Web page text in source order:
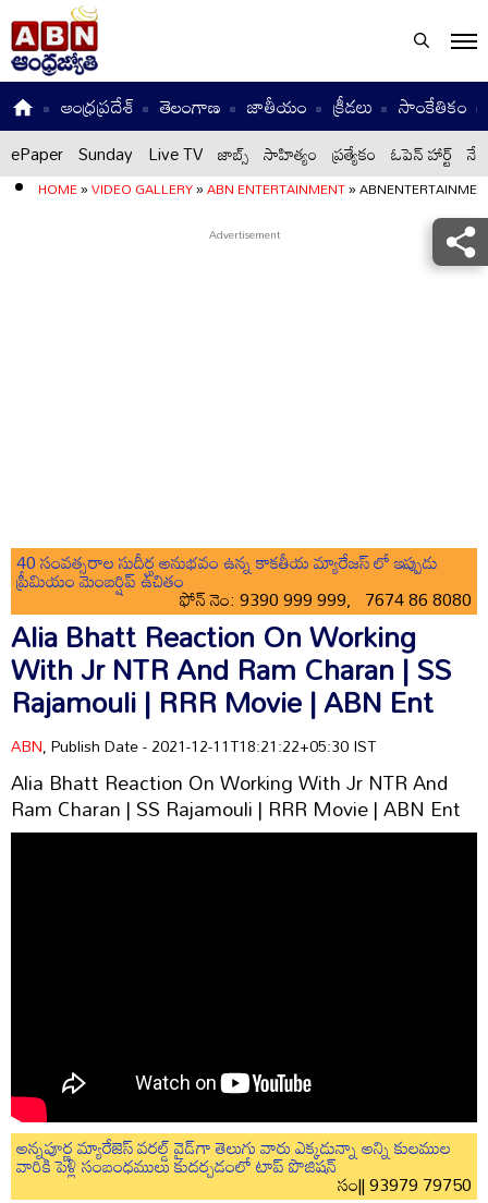
ఆంధ్రప్రదేశ్ తెలంగాణ జాతీయం క్రీడలు సాంకేతికం
ePaper Sunday Live TV జాబ్స్ సాహిత్యం ప్రత్యేకం ఓపెన్ హార్ట్
HOME»VIDEO GALLERY»ABN ENTERTAINMENT»
40 సంవత్సరాల సుదీర్ఘ అనుభవం ఉన్న కాకతీయ మ్యారేజస్ లో ఇప్పుడు
ప్రీమియం మెంబర్షిప్ ఉచితం
ఫోన్ నెం: 9390 999 999, 7674 86 8080
Alia Bhatt Reaction On Working
With Jr NTR And Ram Charan | SS
Rajamouli | RRR Movie | ABN Ent
ABN, Publish Date - 2021-12-11T18:21:22+05:30 IST
Alia Bhatt Reaction On Working With Jr NTR And
Ram Charan | SS Rajamouli | RRR Movie | ABN Ent
అన్నపూర్ణ మ్యారేజెస్ వరల్డ్ వైడ్‌గా తెలుగు వారు ఎక్కడున్నా అన్ని కులముల
వారికి పెళ్లి సంబంధములు కుదర్చడంలో టాప్ పొజిషన్
సం|| 93979 79750